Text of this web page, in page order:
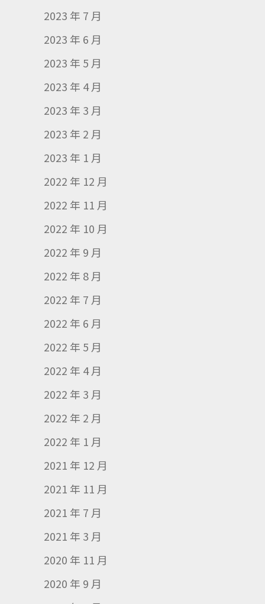
2023 年 7 月
2023 年 6 月
2023 年 5 月
2023 年 4 月
2023 年 3 月
2023 年 2 月
2023 年 1 月
2022 年 12 月
2022 年 11 月
2022 年 10 月
2022 年 9 月
2022 年 8 月
2022 年 7 月
2022 年 6 月
2022 年 5 月
2022 年 4 月
2022 年 3 月
2022 年 2 月
2022 年 1 月
2021 年 12 月
2021 年 11 月
2021 年 7 月
2021 年 3 月
2020 年 11 月
2020 年 9 月